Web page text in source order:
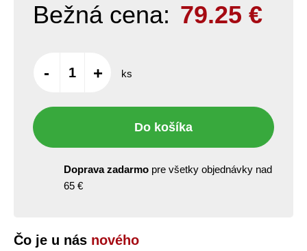
Bežná cena: 79.25 €
- + ks
Do košíka
Doprava zadarmo pre všetky objednávky nad
65 €
Čo je u nás nového